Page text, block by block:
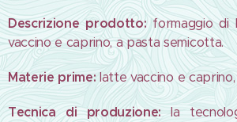
Descrizione prodotto:formaggio di
vaccino e caprino, a pasta semicotta.
Materie prime: latte vaccino e caprino,
Tecnica di produzione:la